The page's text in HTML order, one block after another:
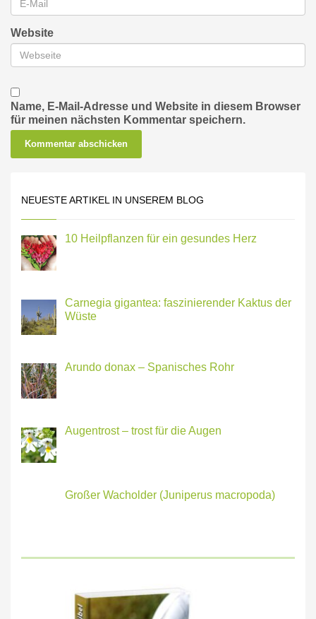
Website
Name, E-Mail-Adresse und Website in diesem Browser
für meinen nächsten Kommentar speichern.
NEUESTE ARTIKEL IN UNSEREM BLOG
10 Heilpflanzen für ein gesundes Herz
Carnegia gigantea: faszinierender Kaktus der
Wüste
Arundo donax – Spanisches Rohr
Augentrost – trost für die Augen
Großer Wacholder (Juniperus macropoda)